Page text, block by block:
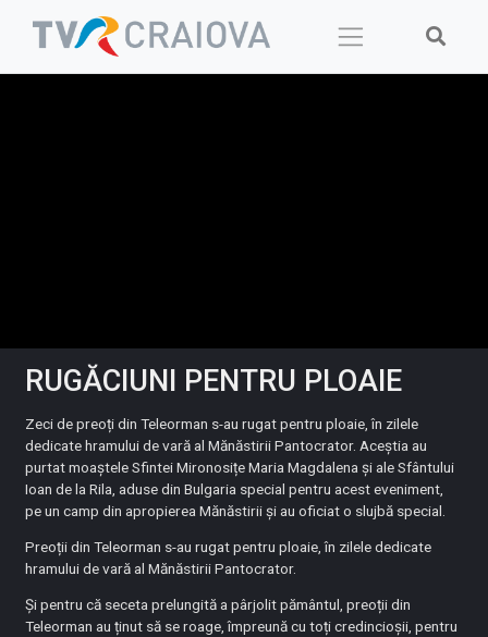
RUGĂCIUNI PENTRU PLOAIE
Zeci de preoți din Teleorman s-au rugat pentru ploaie, în zilele
dedicate hramului de vară al Mănăstirii Pantocrator. Aceștia au
purtat moaștele Sfintei Mironosițe Maria Magdalena și ale Sfântului
Ioan de la Rila, aduse din Bulgaria special pentru acest eveniment,
pe un camp din apropierea Mănăstirii și au oficiat o slujbă special.
Preoții din Teleorman s-au rugat pentru ploaie, în zilele dedicate
hramului de vară al Mănăstirii Pantocrator.
Și pentru că seceta prelungită a pârjolit pământul, preoții din
Teleorman au ținut să se roage, împreună cu toți credincioșii, pentru